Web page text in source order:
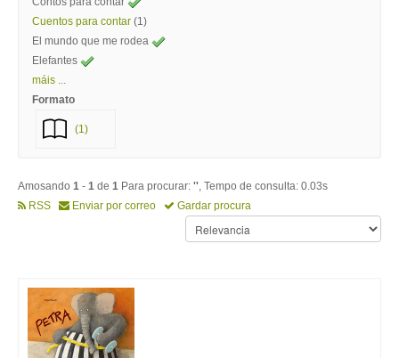
Cuentos para contar (1)
El mundo que me rodea
Elefantes
máis ...
Formato
(1)
Amosando 1 - 1 de 1 Para procurar: '', Tempo de consulta: 0.03s
RSS
Enviar por correo Gardar procura